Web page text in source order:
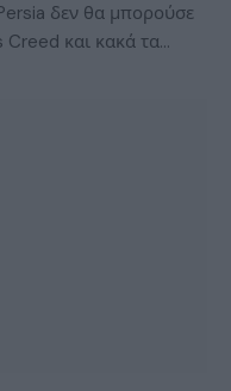
δεν θα μπορούσε
Creed και κακά τα…